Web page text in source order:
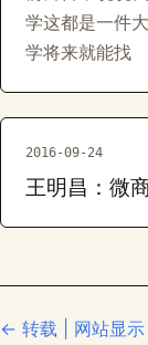
学这都是一件
学将来就能找
2016-09-24
王明昌：微
← 转载 | 网站显